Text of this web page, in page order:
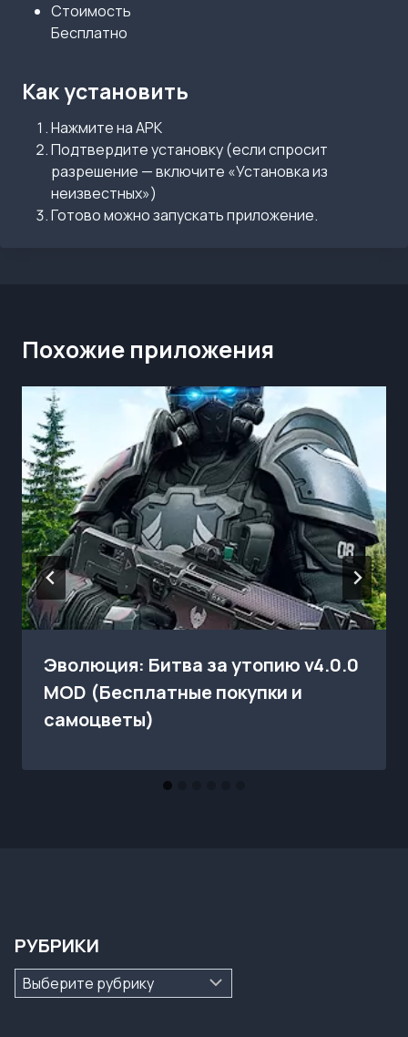
Стоимость
Бесплатно
Как установить
Нажмите на APK
Подтвердите установку (если спросит
разрешение — включите «Установка из
неизвестных»)
Готово можно запускать приложение.
Похожие приложения
Эволюция: Битва за утопию v4.0.0
MOD (Бесплатные покупки и
самоцветы)
РУБРИКИ
Рубрики